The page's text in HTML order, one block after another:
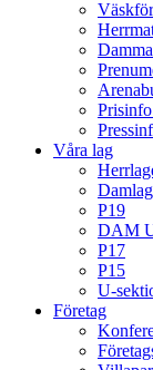
Våra lag
P19
DAM
P17
P15
U-
Företag